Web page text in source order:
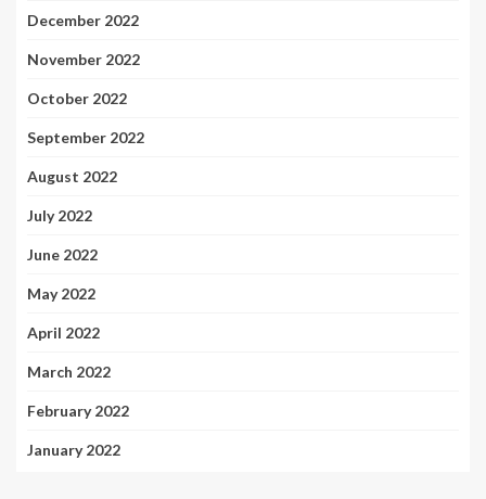
December 2022
November 2022
October 2022
September 2022
August 2022
July 2022
June 2022
May 2022
April 2022
March 2022
February 2022
January 2022